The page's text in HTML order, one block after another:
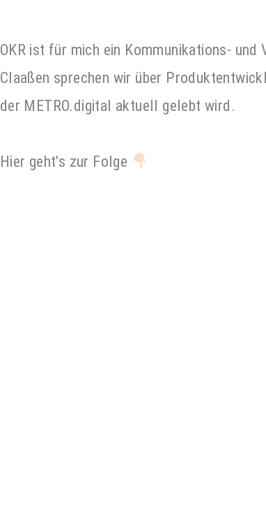
OKR ist für mich ein Kommunikations-
Claaßen sprechen wir über
der METRO.digital aktuell gelebt wird.
Hier geht’s zur Folge